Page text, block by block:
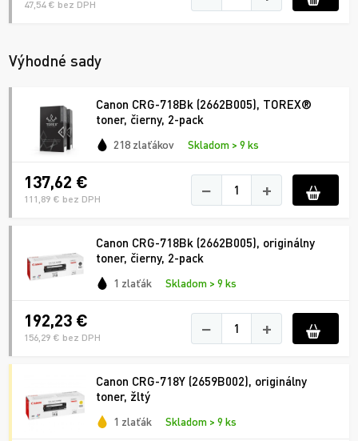
47,54 € bez DPH
Výhodné sady
Canon CRG-718Bk (2662B005), TOREX®
toner, čierny, 2-pack
218 zlaťákov Skladom > 9 ks
137,62 €
111,89 € bez DPH − +
Canon CRG-718Bk (2662B005), originálny
toner, čierny, 2-pack
1 zlaťák Skladom > 9 ks
192,23 €
156,29 € bez DPH − +
Canon CRG-718Y (2659B002), originálny
toner, žltý
1 zlaťák Skladom > 9 ks